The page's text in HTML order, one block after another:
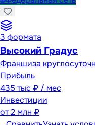
3 формата
Высокий Градус
Франшиза
Прибыль
435 тыс ₽ / мес
Инвестиции
от2 млн ₽